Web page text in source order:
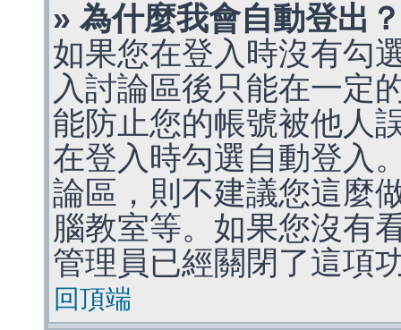
» 為什麼我會自動登出？
如果您在登入時沒有勾
入討論區後只能在一定
能防止您的帳號被他人
在登入時勾選自動登入
論區，則不建議您這麼
腦教室等。如果您沒有
管理員已經關閉了這項
回頂端